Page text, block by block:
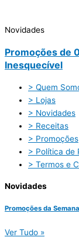
Novidades
Promoções de
Inesquecível
> Quem
> Lojas
> Novidades
> Receitas
> Promoções
> Política de
> Termos e
Novidades
Promoções da
Ver Tudo »